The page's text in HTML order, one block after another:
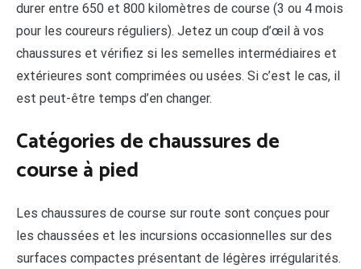
durer entre 650 et 800 kilomètres de course (3 ou 4 mois
pour les coureurs réguliers). Jetez un coup d’œil à vos
chaussures et vérifiez si les semelles intermédiaires et
extérieures sont comprimées ou usées. Si c’est le cas, il
est peut-être temps d’en changer.
Catégories de chaussures de
course à pied
Les chaussures de course sur route sont conçues pour
les chaussées et les incursions occasionnelles sur des
surfaces compactes présentant de légères irrégularités.